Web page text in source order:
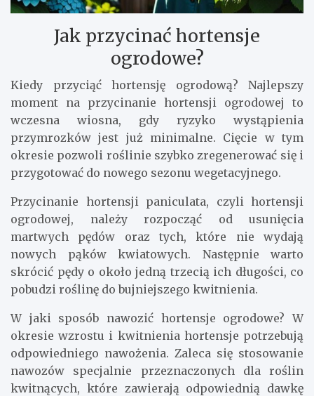
Jak przycinać hortensje
ogrodowe?
Kiedy przyciąć hortensję ogrodową? Najlepszy
moment na przycinanie hortensji ogrodowej to
wczesna wiosna, gdy ryzyko wystąpienia
przymrozków jest już minimalne. Cięcie w tym
okresie pozwoli roślinie szybko zregenerować się i
przygotować do nowego sezonu wegetacyjnego.
Przycinanie hortensji paniculata, czyli hortensji
ogrodowej, należy rozpocząć od usunięcia
martwych pędów oraz tych, które nie wydają
nowych pąków kwiatowych. Następnie warto
skrócić pędy o około jedną trzecią ich długości, co
pobudzi roślinę do bujniejszego kwitnienia.
W jaki sposób nawozić hortensje ogrodowe? W
okresie wzrostu i kwitnienia hortensje potrzebują
odpowiedniego nawożenia. Zaleca się stosowanie
nawozów specjalnie przeznaczonych dla roślin
kwitnących, które zawierają odpowiednią dawkę